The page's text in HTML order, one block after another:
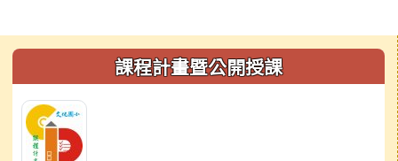
左邊區域內容課程計畫暨公開授課